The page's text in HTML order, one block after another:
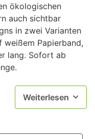
ökologischen
auch sichtbar
in zwei Varianten
Papierband,
lang. Sofort ab
Weiterlesen